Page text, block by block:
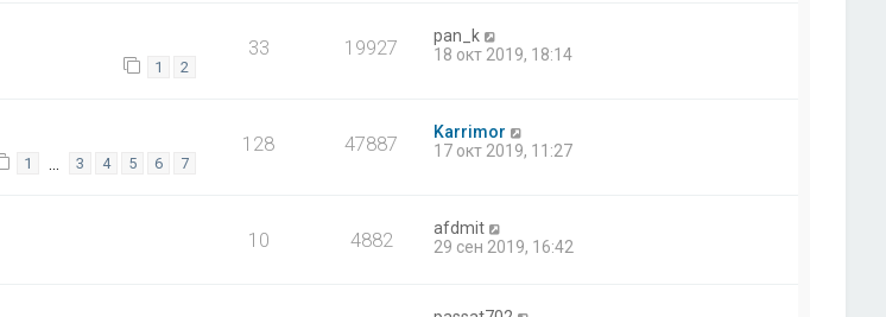
1 2
33 19927
pan_k
18 окт 2019, 18:14
1 3 4 5 6 7
128 47887
Karrimor
17 окт 2019, 11:27
10 4882
afdmit
29 сен 2019, 16:42